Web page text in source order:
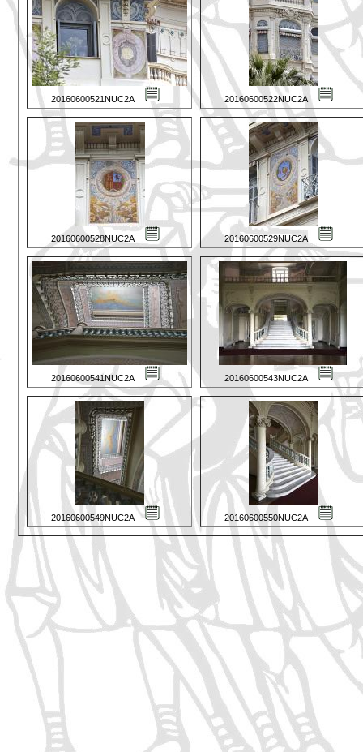
20160600521NUC2A 20160600522NUC2A
20160600528NUC2A 20160600529NUC2A
20160600541NUC2A 20160600543NUC2A
20160600549NUC2A 20160600550NUC2A